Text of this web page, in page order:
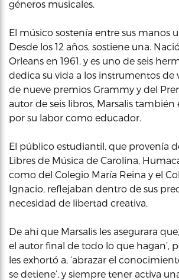
géneros musicales.
El músico sostenía entre sus manos
Desde los 12 años, sostiene una.
Orleans en 1961, y es uno de seis
dedica su vida a los instrumentos de
de nueve premios Grammy y del
autor de seis libros, Marsalis
por su labor como educador.
El público estudiantil, que provenía
Libres de Música de Carolina,
como del Colegio María Reina y el
Ignacio, reflejaban dentro de sus
necesidad de libertad creativa.
De ahí que Marsalis les asegurara
el autor final de todo lo que hagan’,
les exhortó a, ‘abrazar el
se detiene’, y siempre tener activa